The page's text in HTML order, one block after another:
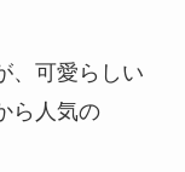
、可愛らしい
ら人気の